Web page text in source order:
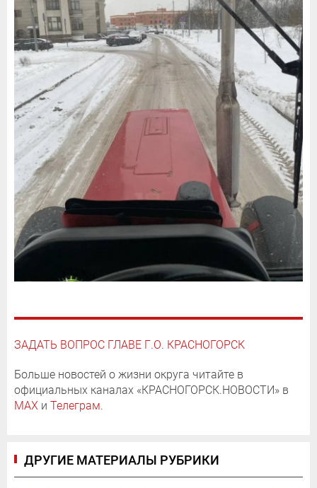
ЗАДАТЬ ВОПРОС ГЛАВЕ Г.О. КРАСНОГОРСК
Больше новостей о жизни округа читайте в
официальных каналах «КРАСНОГОРСК.НОВОСТИ» в
MAX и Телеграм.
ДРУГИЕ МАТЕРИАЛЫ РУБРИКИ